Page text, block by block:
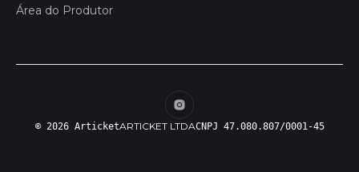
Área do Produtor
© 2026 ArticketARTICKET LTDACNPJ 47.080.807/0001-45